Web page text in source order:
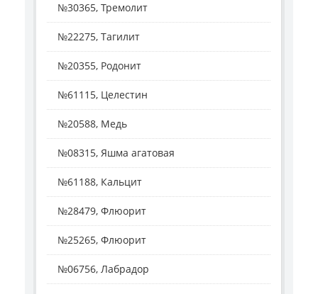
№30365, Тремолит
№22275, Тагилит
№20355, Родонит
№61115, Целестин
№20588, Медь
№08315, Яшма агатовая
№61188, Кальцит
№28479, Флюорит
№25265, Флюорит
№06756, Лабрадор